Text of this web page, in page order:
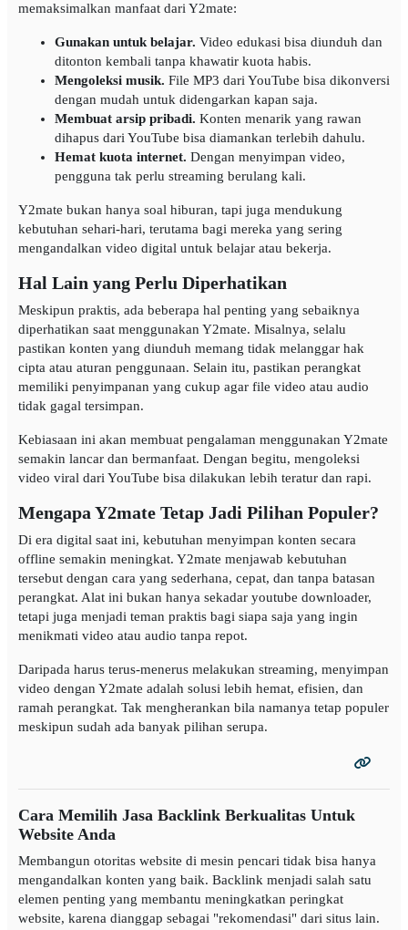
memaksimalkan manfaat dari Y2mate:
Gunakan untuk belajar. Video edukasi bisa diunduh dan
ditonton kembali tanpa khawatir kuota habis.
Mengoleksi musik. File MP3 dari YouTube bisa dikonversi
dengan mudah untuk didengarkan kapan saja.
Membuat arsip pribadi. Konten menarik yang rawan
dihapus dari YouTube bisa diamankan terlebih dahulu.
Hemat kuota internet. Dengan menyimpan video,
pengguna tak perlu streaming berulang kali.
Y2mate bukan hanya soal hiburan, tapi juga mendukung
kebutuhan sehari-hari, terutama bagi mereka yang sering
mengandalkan video digital untuk belajar atau bekerja.
Hal Lain yang Perlu Diperhatikan
Meskipun praktis, ada beberapa hal penting yang sebaiknya
diperhatikan saat menggunakan Y2mate. Misalnya, selalu
pastikan konten yang diunduh memang tidak melanggar hak
cipta atau aturan penggunaan. Selain itu, pastikan perangkat
memiliki penyimpanan yang cukup agar file video atau audio
tidak gagal tersimpan.
Kebiasaan ini akan membuat pengalaman menggunakan Y2mate
semakin lancar dan bermanfaat. Dengan begitu, mengoleksi
video viral dari YouTube bisa dilakukan lebih teratur dan rapi.
Mengapa Y2mate Tetap Jadi Pilihan Populer?
Di era digital saat ini, kebutuhan menyimpan konten secara
offline semakin meningkat. Y2mate menjawab kebutuhan
tersebut dengan cara yang sederhana, cepat, dan tanpa batasan
perangkat. Alat ini bukan hanya sekadar youtube downloader,
tetapi juga menjadi teman praktis bagi siapa saja yang ingin
menikmati video atau audio tanpa repot.
Daripada harus terus-menerus melakukan streaming, menyimpan
video dengan Y2mate adalah solusi lebih hemat, efisien, dan
ramah perangkat. Tak mengherankan bila namanya tetap populer
meskipun sudah ada banyak pilihan serupa.
Cara Memilih Jasa Backlink Berkualitas Untuk
Website Anda
Membangun otoritas website di mesin pencari tidak bisa hanya
mengandalkan konten yang baik. Backlink menjadi salah satu
elemen penting yang membantu meningkatkan peringkat
website, karena dianggap sebagai "rekomendasi" dari situs lain.